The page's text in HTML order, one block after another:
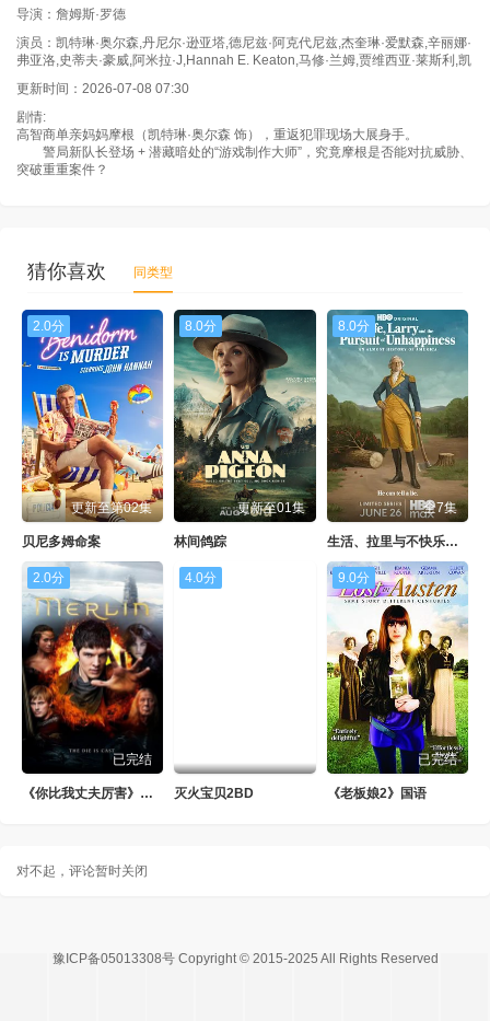
导演：詹姆斯·罗德
演员：凯特琳·奥尔森,丹尼尔·逊亚塔,德尼兹·阿克代尼兹,杰奎琳·爱默森,辛丽娜·
弗亚洛,史蒂夫·豪威,阿米拉·J,Hannah E. Keaton,马修·兰姆,贾维西亚·莱斯利,凯
更新时间：2026-07-08 07:30
剧情:
高智商单亲妈妈摩根（凯特琳·奥尔森 饰），重返犯罪现场大展身手。
警局新队长登场 + 潜藏暗处的“游戏制作大师”，究竟摩根是否能对抗威胁、
突破重重案件？
猜你喜欢 同类型
2.0分
更新至第02集
贝尼多姆命案
8.0分
更新至01集
林间鸽踪
8.0分
全7集
生活、拉里与不快乐的追求：一部美国史
2.0分
已完结
《你比我丈夫厉害》中文版讲什么
4.0分
灭火宝贝2BD
9.0分
已完结
《老板娘2》国语
对不起，评论暂时关闭
豫ICP备05013308号 Copyright © 2015-2025 All Rights Reserved